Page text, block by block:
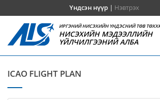
Үндсэн нүүр| Нэвтрэх
ИРГЭНИЙ НИСЭХИЙН ҮНДЭСНИЙ ТӨВ
НИСЭХИЙН МЭДЭЭЛЛИЙН
ҮЙЛЧИЛГЭЭНИЙ АЛБА
ICAO FLIGHT PLAN